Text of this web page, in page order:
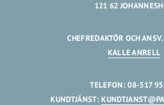
121 62
CHEFREDAKTÖR OCH
KALLE ANRELL
TELEFON: 08-517
KUNDTJÄNST: